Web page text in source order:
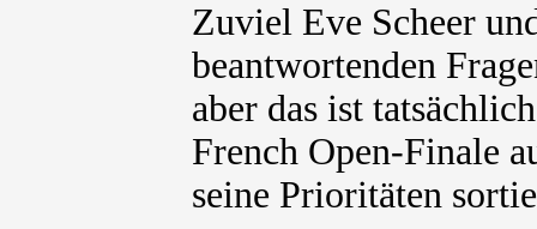
Zuviel Eve Scheer
beantwortenden
aber das ist
French Open-Finale
seine Prioritäten